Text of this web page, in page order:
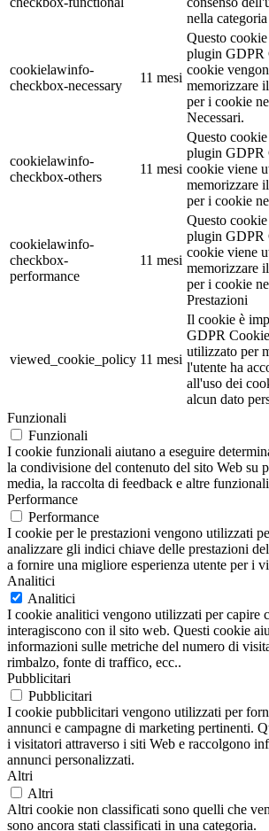
nella
cookielawinfo-
checkbox-necessary
11 mesi
Questo
plugin GDPR
cookie
memorizzare
per i cookie
Necessari.
cookielawinfo-
checkbox-others
11 mesi
Questo
plugin GDPR
cookie viene
memorizzare
per i cookie
cookielawinfo-
checkbox-
performance
11 mesi
Questo
plugin GDPR
cookie viene
memorizzare
per i cookie
Prestazioni
viewed_cookie_policy 11 mesi
Il cookie è
GDPR
utilizzato per
l'utente ha
all'uso dei
alcun dato
Funzionali
Funzionali
I cookie funzionali aiutano a eseguire
la condivisione del contenuto del sito Web su
media, la raccolta di feedback e altre
Performance
Performance
I cookie per le prestazioni vengono utilizzati
analizzare gli indici chiave delle prestazioni
a fornire una migliore esperienza utente per i
Analitici
Analitici
I cookie analitici vengono utilizzati per capire
interagiscono con il sito web. Questi cookie
informazioni sulle metriche del numero di
rimbalzo, fonte di traffico, ecc..
Pubblicitari
Pubblicitari
I cookie pubblicitari vengono utilizzati per
annunci e campagne di marketing pertinenti.
i visitatori attraverso i siti Web e raccolgono
annunci personalizzati.
Altri
Altri
Altri cookie non classificati sono quelli che
sono ancora stati classificati in una categoria.